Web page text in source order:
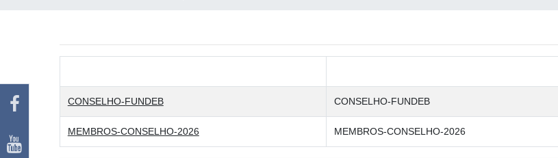
CONSELHO-FUNDEB CONSELHO-FUNDEB
MEMBROS-CONSELHO-2026 MEMBROS-CONSELHO-2026